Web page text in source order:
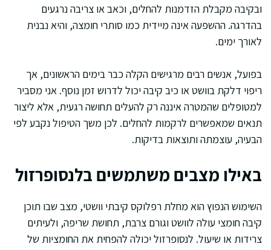
ובקיבה מקבלת הזדמנות להחלים, וכאב או צריבה נרגעים
בהדרגה. ההשפעה אינה מיידית כמו סותרי חומצה, והיא נבנית
לאורך ימים.
בפועל, אנשים רבים מרגישים הקלה כבר בימים הראשונים, אך
ריפוי דלקת בוושט או כיב קיבה יכול לדרוש זמן נוסף. אני מסביר
למטופלים שהמטרה איננה רק להעלים תחושה רגעית, אלא ליצור
תנאים שמאפשרים לרקמות להחלים. לכן משך הטיפול נקבע לפי
הבעיה, עוצמתה ותוצאות בדיקות.
באילו מצבים משתמשים בלנסופרזול
השימוש הנפוץ הוא מחלת רפלוקס קיבתי וושטי, מצב שבו תוכן
קיבה חומצי עולה לוושט וגורם צרבת, תחושת שריפה, ולעיתים
צרידות או שיעול. לנסופרזול יכולה להפחית את החומציות של